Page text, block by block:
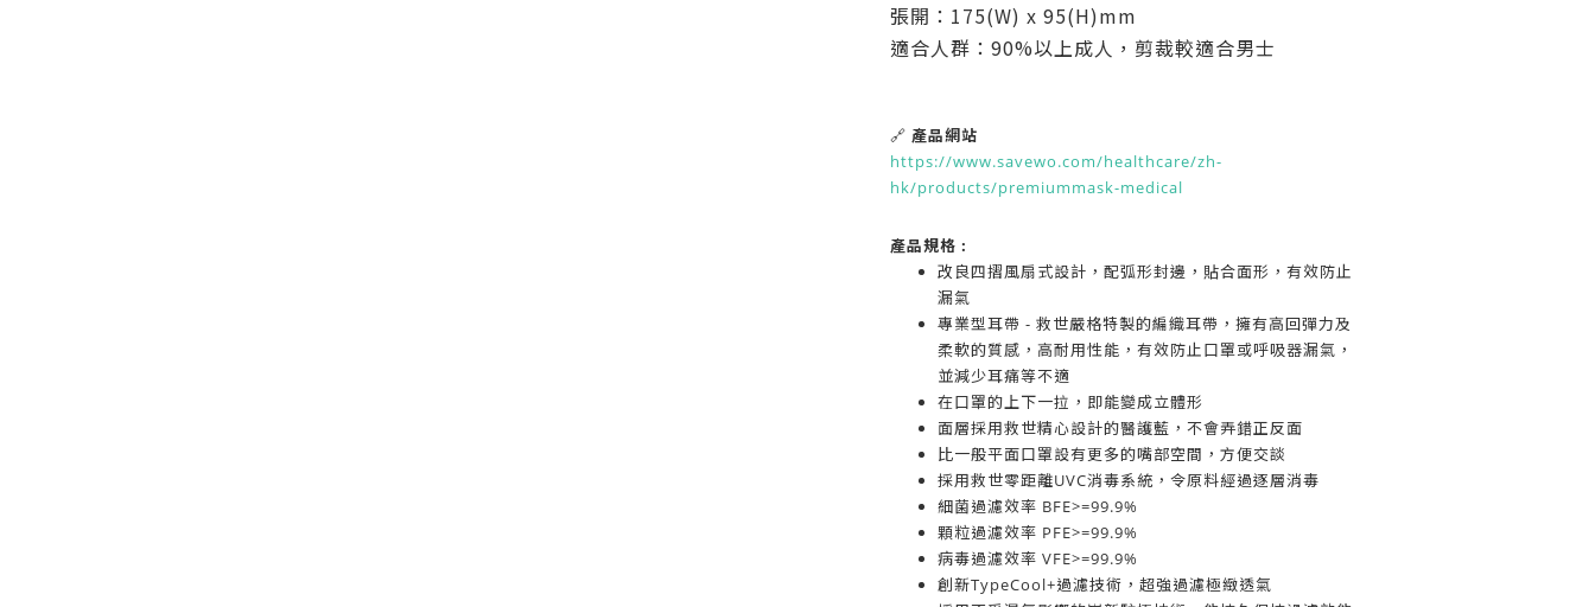
張開：175(W) x 95(H)mm
適合人群：90%以上成人，剪裁較適合男士
🔗 產品網站
https://www.savewo.com/healthcare/zh-
hk/products/premiummask-medical
產品規格 :
改良四摺風扇式設計，配弧形封邊，貼合面形，有效防止
漏氣
專業型耳帶 - 救世嚴格特製的編織耳帶，擁有高回彈力及
柔軟的質感，高耐用性能，有效防止口罩或呼吸器漏氣，
並減少耳痛等不適
在口罩的上下一拉，即能變成立體形
面層採用救世精心設計的醫護藍，不會弄錯正反面
比一般平面口罩設有更多的嘴部空間，方便交談
採用救世零距離UVC消毒系統，令原料經過逐層消毒
細菌過濾效率 BFE>=99.9%
顆粒過濾效率 PFE>=99.9%
病毒過濾效率 VFE>=99.9%
創新TypeCool+過濾技術，超強過濾極緻透氣